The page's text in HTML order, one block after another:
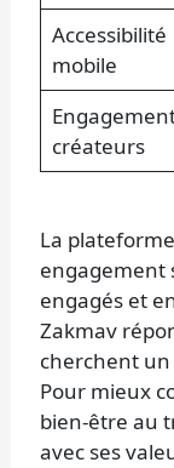
Accessibilité
mobile
créateurs
La
engagement
engagés et
Zakmav
cherchent
Pour mieux
bien-être au
avec ses